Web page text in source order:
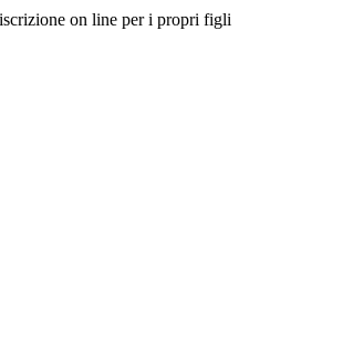
on line per i propri figli